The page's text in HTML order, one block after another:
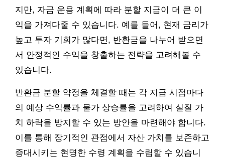
지만, 자금 운용 계획에 따라 분할 지급이 더 큰 이
익을 가져다줄 수 있습니다. 예를 들어, 현재 금리가
높고 투자 기회가 많다면, 반환금을 나누어 받으면
서 안정적인 수익을 창출하는 전략을 고려해볼 수
있습니다.
반환금 분할 약정을 체결할 때는 각 지급 시점마다
의 예상 수익률과 물가 상승률을 고려하여 실질 가
치 하락을 방지할 수 있는 방안을 마련해야 합니다.
이를 통해 장기적인 관점에서 자산 가치를 보존하고
증대시키는 현명한 수령 계획을 수립할 수 있습니